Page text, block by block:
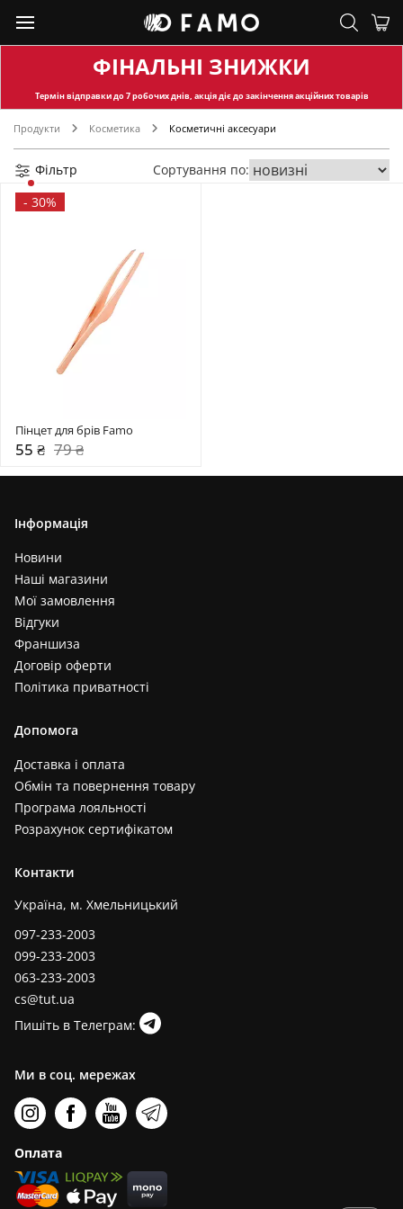
ФІНАЛЬНІ ЗНИЖКИ
Термін відправкидо 7 робочих днів, акція діє до закінчення акційних товарів
Продукти Косметика Косметичні аксесуари
Фільтр
Сортування по:
- 30%
Пінцет для брів Famo
55 ₴ 79 ₴
Інформація
Новини
Наші магазини
Мої замовлення
Відгуки
Франшиза
Договір оферти
Політика приватності
Допомога
Доставка і оплата
Обмін та повернення товару
Програма лояльності
Розрахунок сертифікатом
Контакти
Україна, м. Хмельницький
097-233-2003
099-233-2003
063-233-2003
cs@tut.ua
Пишіть в Телеграм:
Ми в соц. мережах
Оплата